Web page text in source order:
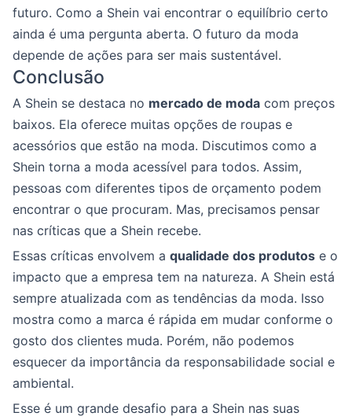
futuro. Como a Shein vai encontrar o equilíbrio certo
ainda é uma pergunta aberta. O futuro da moda
depende de ações para ser mais sustentável.
Conclusão
A Shein se destaca no mercado de moda com preços
baixos. Ela oferece muitas opções de roupas e
acessórios que estão na moda. Discutimos como a
Shein torna a moda acessível para todos. Assim,
pessoas com diferentes tipos de orçamento podem
encontrar o que procuram. Mas, precisamos pensar
nas críticas que a Shein recebe.
Essas críticas envolvem a qualidade dos produtos e o
impacto que a empresa tem na natureza. A Shein está
sempre atualizada com as tendências da moda. Isso
mostra como a marca é rápida em mudar conforme o
gosto dos clientes muda. Porém, não podemos
esquecer da importância da responsabilidade social e
ambiental.
Esse é um grande desafio para a Shein nas suas